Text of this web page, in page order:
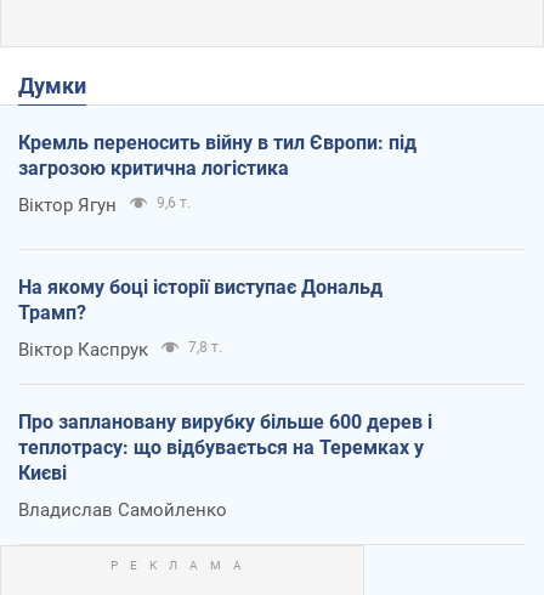
Думки
Кремль переносить війну в тил Європи: під
загрозою критична логістика
Віктор Ягун 9,6 т.
На якому боці історії виступає Дональд
Трамп?
Віктор Каспрук 7,8 т.
Про заплановану вирубку більше 600 дерев і
теплотрасу: що відбувається на Теремках у
Києві
Владислав Самойленко